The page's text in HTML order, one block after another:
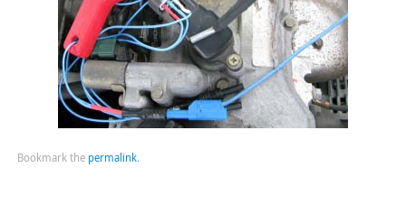
Bookmark the permalink.